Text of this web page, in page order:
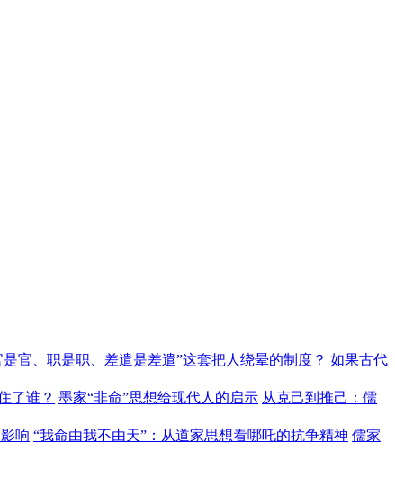
官、职是职、差遣是差遣”这套把人绕晕的制度？ 如果古代
了谁？ 墨家“非命”思想给现代人的启示 从克己到推己：儒
响 “我命由我不由天”：从道家思想看哪吒的抗争精神 儒家